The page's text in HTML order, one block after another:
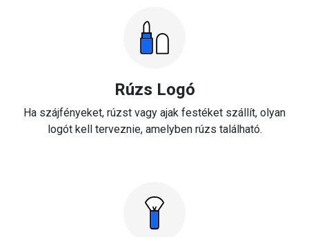
Rúzs Logó
Ha szájfényeket, rúzst vagy ajak festéket szállít, olyan
logót kell terveznie, amelyben rúzs található.